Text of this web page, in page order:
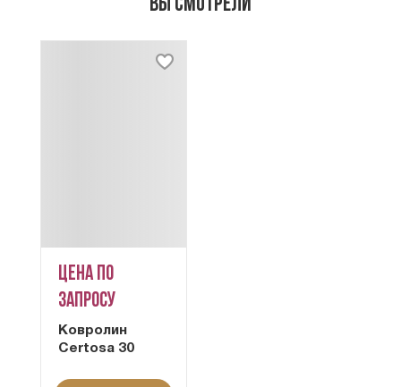
Вы смотрели
Цена по
запросу
Ковролин
Certosa 30